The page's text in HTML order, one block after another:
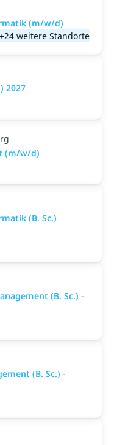
(m/w/d)
+24 weitere Standorte
2027
(m/w/d)
(B. Sc.)
(B. Sc.) -
(B. Sc.) -